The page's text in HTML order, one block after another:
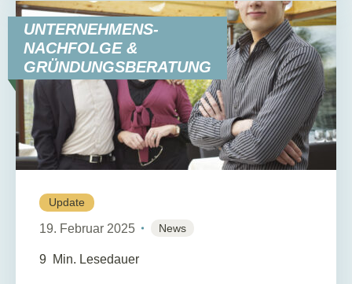
UNTERNEHMENS-
NACHFOLGE &
GRÜNDUNGSBERATUNG
Update
19. Februar 2025 News
9 Min. Lesedauer